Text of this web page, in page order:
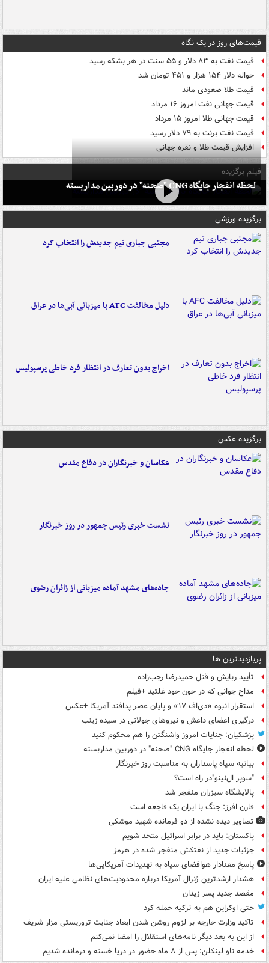
قیمت‌های روز در یک نگاه
قیمت نفت به ۸۳ دلار و ۵۵ سنت در هر بشکه رسید
حواله دلار ۱۵۴ هزار و ۴۵۱ تومان شد
قیمت طلا صعودی ماند
قیمت جهانی نفت امروز ۱۶ مرداد
قیمت جهانی طلا امروز ۱۵ مرداد
قیمت نفت برنت به ۷۹ دلار رسید
افزایش قیمت طلا و نقره جهانی
فیلم برگزیده
لحظه انفجار جایگاه CNG "صحنه" در دوربین مداربسته
برگزیده ورزشی
مجتبی جباری تیم جدیدش را انتخاب کرد
دلیل مخالفت AFC با میزبانی آبی‌ها در عراق
اخراج بدون تعارف در انتظار فرد خاطی پرسپولیس
برگزیده عکس
عکاسان و خبرنگاران در دفاع مقدس
نشست خبری رئیس جمهور در روز خبرنگار
جاده‌های مشهد آماده میزبانی از زائران رضوی
پربازدیدترین ها
تأیید ربایش و قتل حمیدرضا رجب‌زاده
مداح جوانی که در خون خود غلتید +فیلم
استقرار انبوه «دی‌اف‑۱۷» و پایان عصر پدافند آمریکا +عکس
درگیری اعضای داعش و نیروهای جولانی در سیده زینب
پزشکیان: جنایات امروز واشنگتن را هم محکوم کنید
لحظه انفجار جایگاه CNG "صحنه" در دوربین مداربسته
بیانیه سپاه پاسداران به مناسبت روز خبرنگار
"سوپر ال‌نینو"در راه است؟
پالایشگاه سیزران منفجر شد
فارن افرز: جنگ با ایران یک فاجعه است
تصاویر دیده‌ نشده از دو فرمانده شهید موشکی
پاکستان: باید در برابر اسرائیل متحد شویم
جزئیات جدید از نفتکش منفجر شده در هرمز
پاسخ معنادار هوافضای سپاه به تهدیدات آمریکایی‌ها
هشدار ارشدترین ژنرال آمریکا درباره محدودیت‌های نظامی علیه ایران
مقصد جدید پسر زیدان
حتی اوکراین هم به ترکیه حمله کرد
تاکید وزارت خارجه بر لزوم روشن شدن ابعاد جنایت تروریستی مزار شریف
از این به بعد دیگر نامه‌های استقلال را امضا نمی‌کنم
خدمه ناو لینکلن: پس از ۸ ماه حضور در دریا خسته و درمانده‌ شدیم